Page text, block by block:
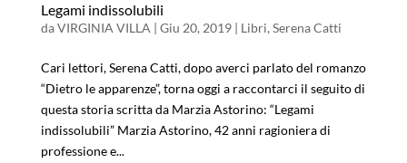
Legami indissolubili
daVIRGINIA VILLA | Giu 20, 2019| Libri, Serena Catti
Cari lettori, Serena Catti, dopo averci parlato del romanzo
“Dietro le apparenze”, torna oggi a raccontarci il seguito di
questa storia scritta da Marzia Astorino: “Legami
indissolubili” Marzia Astorino, 42 anni ragioniera di
professione e...